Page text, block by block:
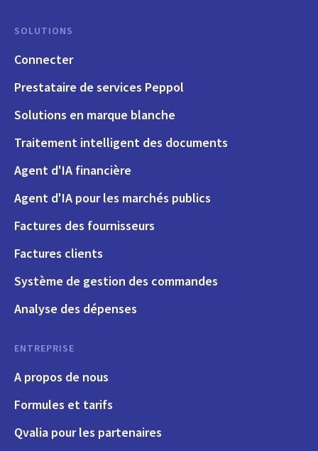
SOLUTIONS
Connecter
Prestataire de services Peppol
Solutions en marque blanche
Traitement intelligent des documents
Agent d'IA financière
Agent d'IA pour les marchés publics
Factures des fournisseurs
Factures clients
Système de gestion des commandes
Analyse des dépenses
ENTREPRISE
A propos de nous
Formules et tarifs
Qvalia pour les partenaires